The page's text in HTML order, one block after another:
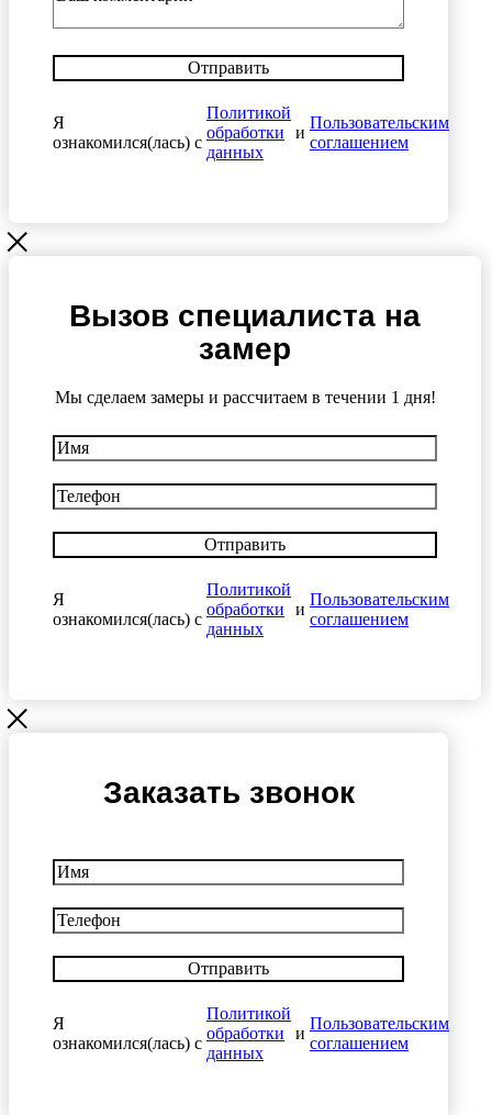
Отправить
Я
ознакомился(лась) с
Политикой
обработки
данных
и
Пользовательским
соглашением
Вызов специалиста на
замер
Мы сделаем замеры и рассчитаем в течении 1 дня!
Отправить
Я
ознакомился(лась) с
Политикой
обработки
данных
и
Пользовательским
соглашением
Заказать звонок
Отправить
Я
ознакомился(лась) с
Политикой
обработки
данных
и
Пользовательским
соглашением